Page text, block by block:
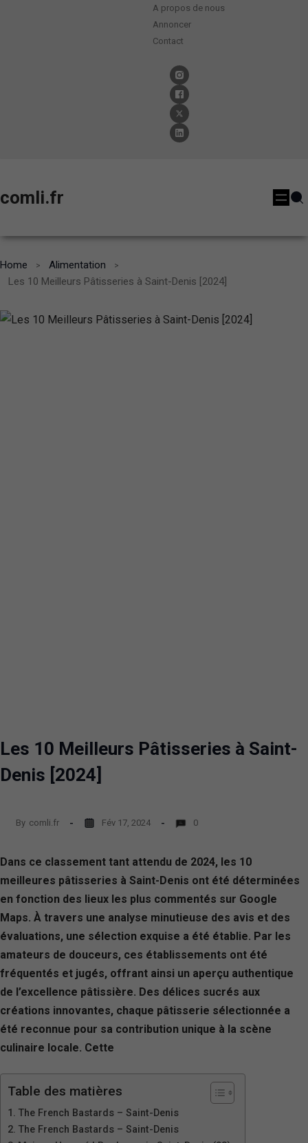
A propos de nous
Annoncer
Contact
comli.fr
Home
Alimentation
Les 10 Meilleurs Pâtisseries à Saint-Denis [2024]
Les 10 Meilleurs Pâtisseries à Saint-
Denis [2024]
By comli.fr Fév 17, 2024 0
Dans ce classement tant attendu de 2024, les 10
meilleures pâtisseries à Saint-Denis ont été déterminées
en fonction des lieux les plus commentés sur Google
Maps. À travers une analyse minutieuse des avis et des
évaluations, une sélection exquise a été établie. Par les
amateurs de douceurs, ces établissements ont été
fréquentés et jugés, offrant ainsi un aperçu authentique
de l’excellence pâtissière. Des délices sucrés aux
créations innovantes, chaque pâtisserie sélectionnée a
été reconnue pour sa contribution unique à la scène
culinaire locale. Cette
Table des matières
The French Bastards – Saint-Denis
The French Bastards – Saint-Denis